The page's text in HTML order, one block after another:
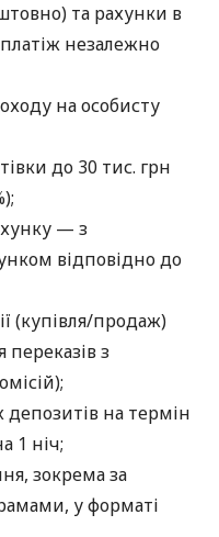
та рахунки в
незалежно
на особисту
до 30 тис. грн
— з
відповідно до
(купівля/продаж)
з
на термін
1 ніч;
зокрема за
у форматі